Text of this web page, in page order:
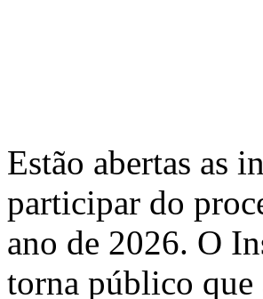
Estão abertas as
participar do
ano de 2026. O
torna público que